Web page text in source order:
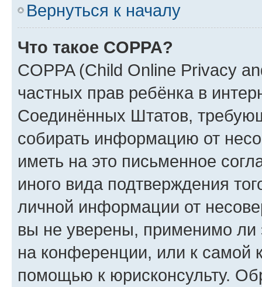
Вернуться к началу
Что такое COPPA?
COPPA (Child Online Privacy
частных прав ребёнка в
Соединённых Штатов,
собирать информацию от
иметь на это письменное
иного вида подтверждения
личной информации от
вы не уверены, применимо ли
на конференции, или к самой
помощью к юрисконсульту.